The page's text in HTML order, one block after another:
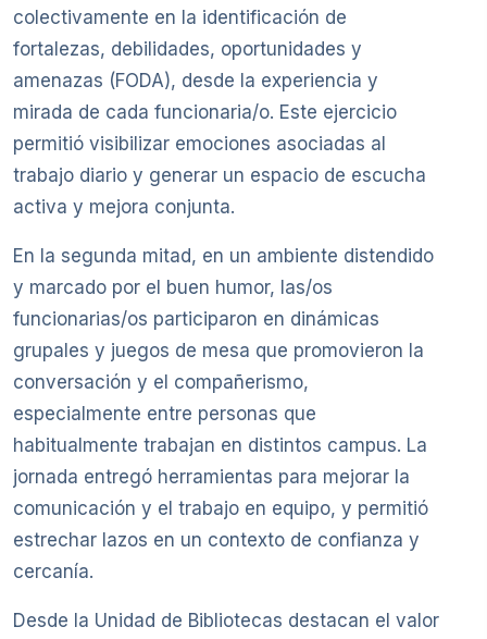
colectivamente en la identificación de
fortalezas, debilidades, oportunidades y
amenazas (FODA), desde la experiencia y
mirada de cada funcionaria/o. Este ejercicio
permitió visibilizar emociones asociadas al
trabajo diario y generar un espacio de escucha
activa y mejora conjunta.
En la segunda mitad, en un ambiente distendido
y marcado por el buen humor, las/os
funcionarias/os participaron en dinámicas
grupales y juegos de mesa que promovieron la
conversación y el compañerismo,
especialmente entre personas que
habitualmente trabajan en distintos campus. La
jornada entregó herramientas para mejorar la
comunicación y el trabajo en equipo, y permitió
estrechar lazos en un contexto de confianza y
cercanía.
Desde la Unidad de Bibliotecas destacan el valor